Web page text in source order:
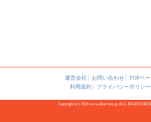
運営会社 お問い合わせ
TOPペ
利用規約
プライバシーポリシー
Copyright (c) 2026 www.illust-box.jp ALL RIGHTS